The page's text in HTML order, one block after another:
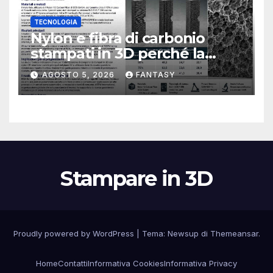
TECNOLOGIA
Nylon e fibra di carbonio
stampati in 3D perché la
resistenza agli urti dipende
dal processo
AGOSTO 5, 2026 FANTASY
Stampare in 3D
Proudly powered by WordPress Tema: Newsup di Themeansar.
HomeContattiInformativa CookiesInformativa Privacy